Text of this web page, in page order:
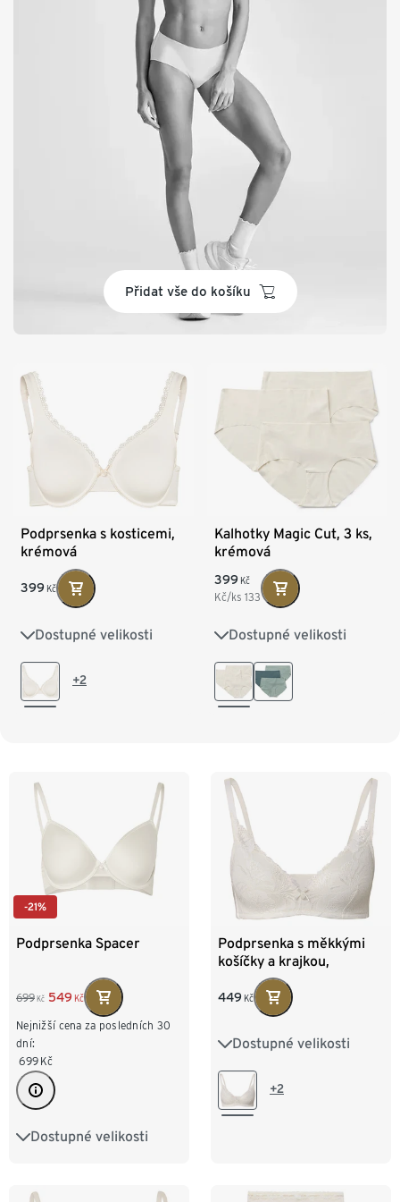
Přidat vše do košíku basket
Podprsenka s kosticemi,
krémová
399 Kč
Dostupné velikosti
75B 80B 80C
80D 85B
+2
Kalhotky Magic Cut, 3 ks,
krémová
399 Kč
Kč/ks 133
Dostupné velikosti
XS 32/34 S 36/38
M 40/42
-21%
Podprsenka Spacer
699 Kč 549 Kč
Nejnižší cena za posledních 30
dní:
699 Kč
Dostupné velikosti
75A 75B 75C
Podprsenka s měkkými
košíčky a krajkou,
krémová
449 Kč
Dostupné velikosti
75A 75B 75C
80A 80B
+2